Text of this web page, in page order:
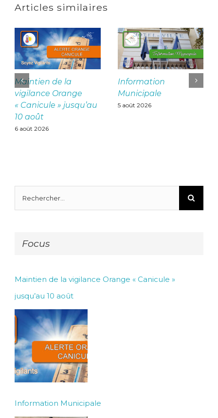
Articles similaires
Maintien de la
vigilance Orange
« Canicule » jusqu’au
10 août
6 août 2026
Information
Municipale
5 août 2026
Rechercher:
Focus
Maintien de la vigilance Orange « Canicule »
jusqu’au 10 août
Information Municipale